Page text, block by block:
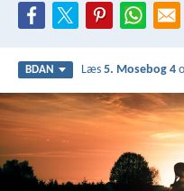
BDAN Læs5. Mosebog 4